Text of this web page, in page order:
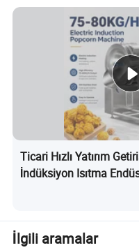
Ticari Hızlı Yatırım
İndüksiyon Isıtma
İlgili aramalar